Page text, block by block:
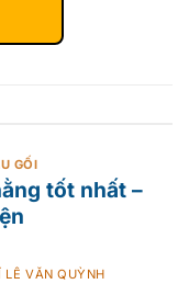
GỐI
tốt nhất –
LÊ VĂN QUỲNH